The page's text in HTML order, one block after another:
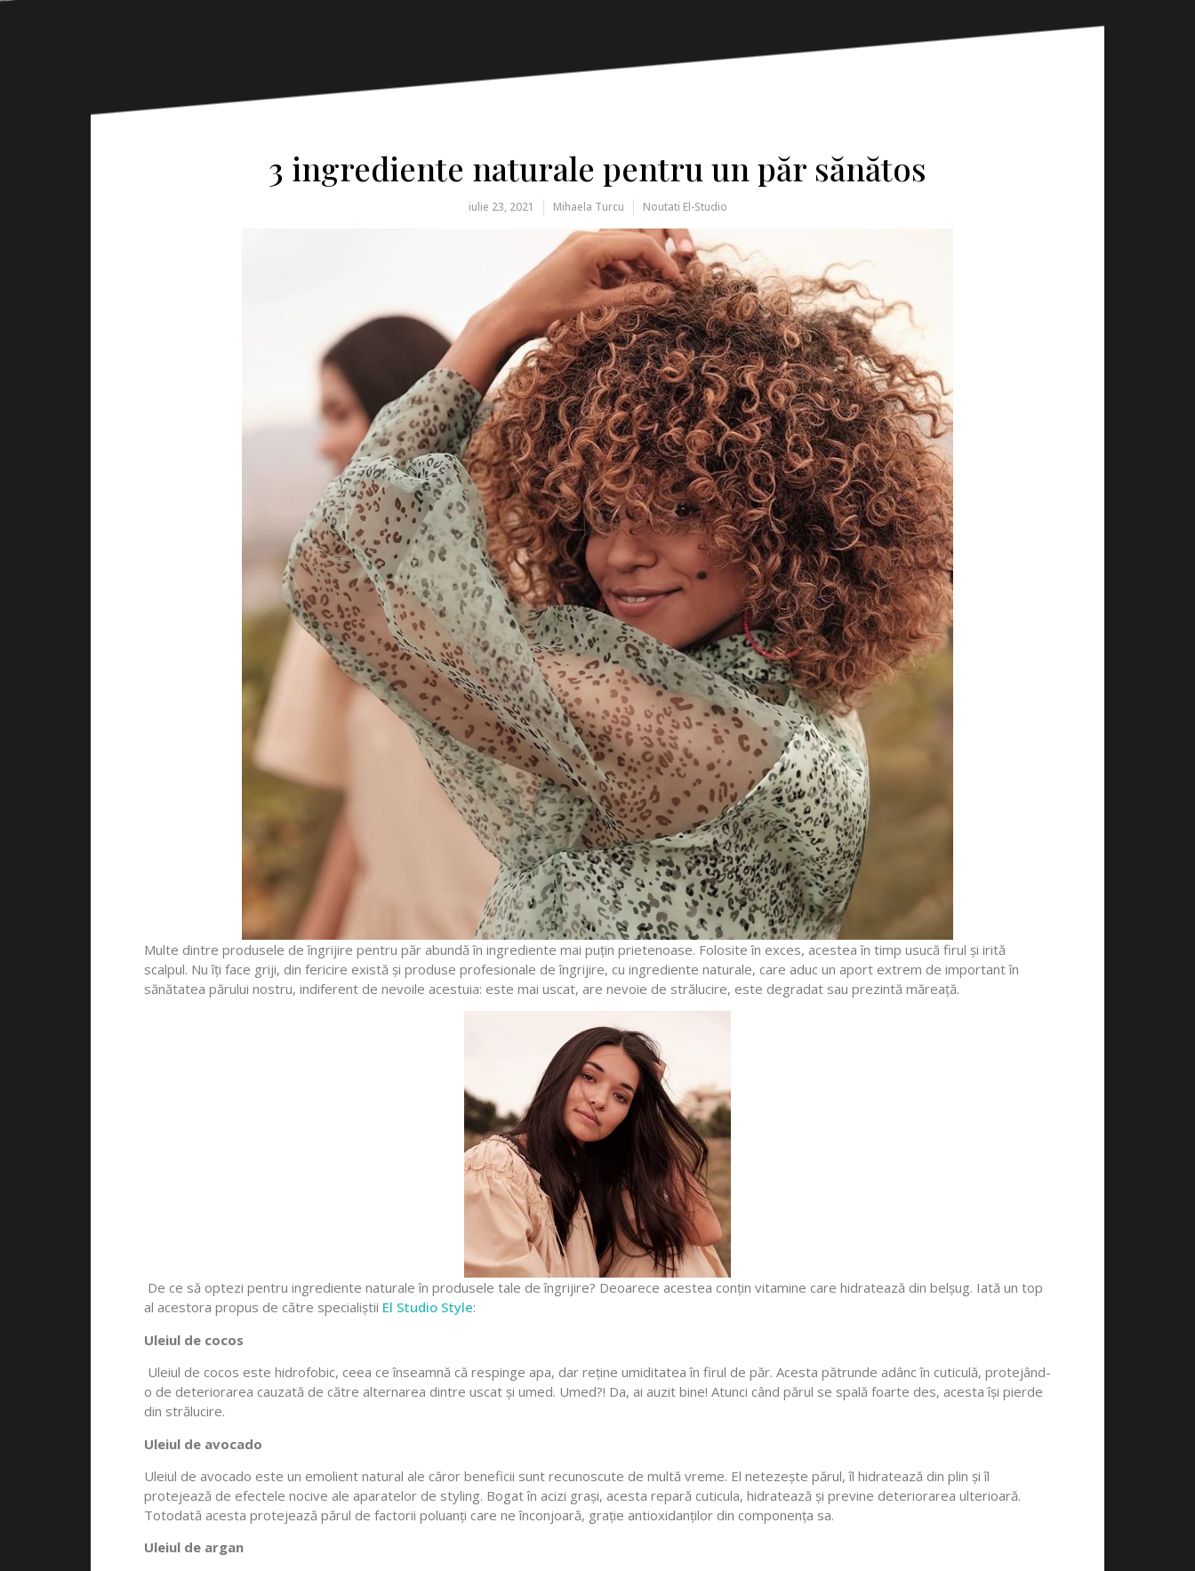
3 ingrediente naturale pentru un păr sănătos
iulie 23, 2021 Mihaela Turcu Noutati El-Studio
Multe dintre produsele de îngrijire pentru păr abundă în ingrediente mai puțin prietenoase. Folosite în exces, acestea în timp usucă firul și irită
scalpul. Nu îți face griji, din fericire există și produse profesionale de îngrijire, cu ingrediente naturale, care aduc un aport extrem de important în
sănătatea părului nostru, indiferent de nevoile acestuia: este mai uscat, are nevoie de strălucire, este degradat sau prezintă măreață.
De ce să optezi pentru ingrediente naturale în produsele tale de îngrijire? Deoarece acestea conțin vitamine care hidratează din belșug. Iată un top
al acestora propus de către specialiștii El Studio Style:
Uleiul de cocos
Uleiul de cocos este hidrofobic, ceea ce înseamnă că respinge apa, dar reține umiditatea în firul de păr. Acesta pătrunde adânc în cuticulă, protejând-
o de deteriorarea cauzată de către alternarea dintre uscat și umed. Umed?! Da, ai auzit bine! Atunci când părul se spală foarte des, acesta își pierde
din strălucire.
Uleiul de avocado
Uleiul de avocado este un emolient natural ale căror beneficii sunt recunoscute de multă vreme. El netezește părul, îl hidratează din plin și îl
protejează de efectele nocive ale aparatelor de styling. Bogat în acizi grași, acesta repară cuticula, hidratează și previne deteriorarea ulterioară.
Totodată acesta protejează părul de factorii poluanți care ne înconjoară, grație antioxidanților din componența sa.
Uleiul de argan